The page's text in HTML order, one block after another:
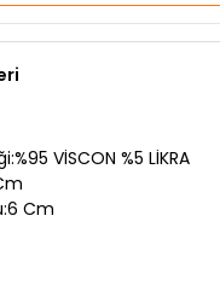
VİSCON %5 LİKRA
Cm